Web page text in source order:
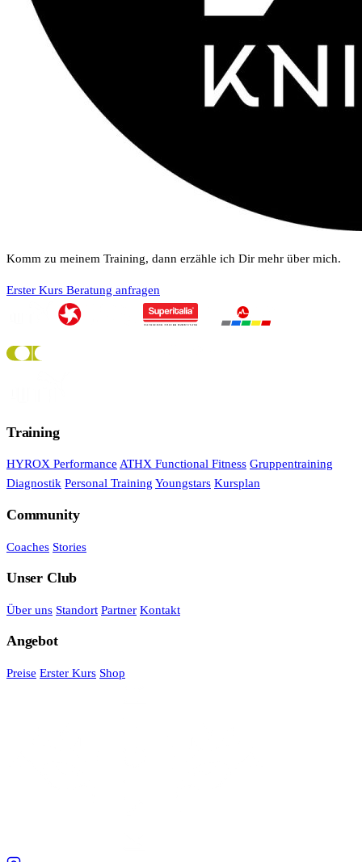
Komm zu meinem Training, dann erzähle ich Dir mehr über mich.
Erster Kurs Beratung anfragen
Training
HYROX Performance ATHX Functional Fitness Gruppentraining
Diagnostik Personal Training Youngstars Kursplan
Community
Coaches Stories
Unser Club
Über uns Standort Partner Kontakt
Angebot
Preise Erster Kurs Shop